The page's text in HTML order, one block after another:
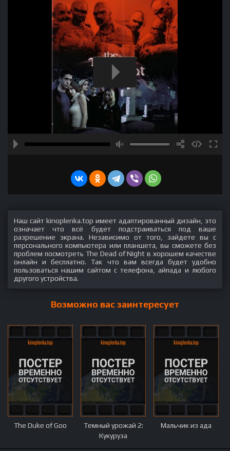
Наш сайт kinoplenka.top имеет адаптированный дизайн, это
означает что всё будет подстраиваться под ваше
разрешение экрана. Независимо от того, зайдете вы с
персонального компьютера или планшета, вы сможете без
проблем посмотреть The Dead of Night в хорошем качестве
онлайн и бесплатно. Так что вам всегда будет удобно
пользоваться нашим сайтом с телефона, айпада и любого
другого устройства.
Возможно вас заинтересует
The Duke of Goo
Темный урожай 2:
Кукуруза
Мальчик из ада